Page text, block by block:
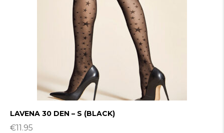
LAVENA 30 DEN – S (BLACK)
€11.95